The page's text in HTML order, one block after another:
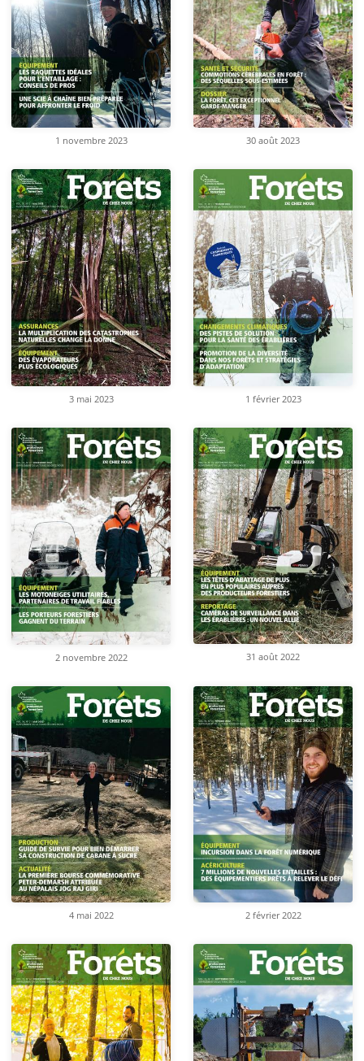
1 novembre 2023 30 août 2023
3 mai 2023 1 février 2023
2 novembre 2022 31 août 2022
4 mai 2022 2 février 2022